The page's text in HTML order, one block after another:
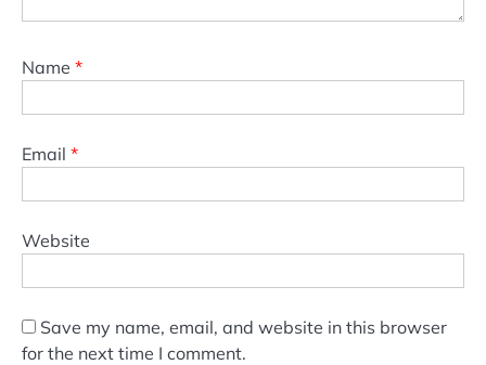
Name *
Email *
Website
Save my name, email, and website in this browser
for the next time I comment.